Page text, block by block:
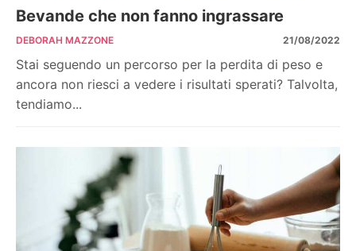
Bevande che non fanno ingrassare
DEBORAH MAZZONE 21/08/2022
Stai seguendo un percorso per la perdita di peso e
ancora non riesci a vedere i risultati sperati? Talvolta,
tendiamo...